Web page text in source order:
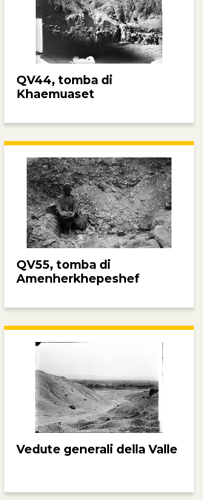
QV44, tomba di
Khaemuaset
QV55, tomba di
Amenherkhepeshef
Vedute generali della Valle